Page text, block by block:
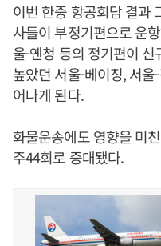
이번 한중 항공회담 결과
사들이 부정기편으로 운
울-옌청 등의 정기편이
높았던 서울-베이징, 서
어나게 된다.
화물운송에도 영향을 미
주44회로 증대됐다.